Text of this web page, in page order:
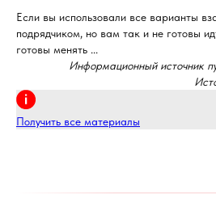
Если вы использовали все варианты
подрядчиком, но вам так и не готовы
готовы менять ...
Информационный источник
Получить все материалы